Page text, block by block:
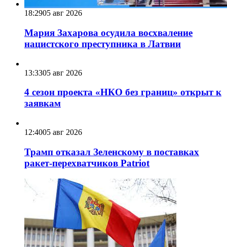
18:2905 авг 2026
Мария Захарова осудила восхваление
нацистского преступника в Латвии
13:3305 авг 2026
4 сезон проекта «НКО без границ» открыт к
заявкам
12:4005 авг 2026
Трамп отказал Зеленскому в поставках
ракет-перехватчиков Patriot